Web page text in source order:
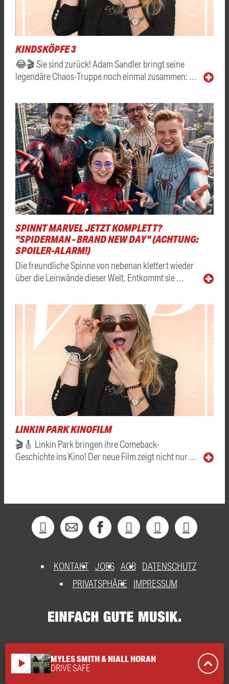
KINDSKÖPFE 3
😂🎬 Sie sind zurück! Adam Sandler bringt seine
legendäre Chaos-Truppe noch einmal zusammen: …
SPINNT MARVEL JETZT KOMPLETT?
"SPIDERMAN - BRAND NEW DAY" (ACHTUNG:
SPOILER-ALARM!)
Die freundliche Spinne von nebenan klettert wieder
über die Leinwände dieser Welt. Entkommt sie …
LINKIN PARK KINOFILM
🎬🎸 Linkin Park bringen ihre Comeback-
Geschichte ins Kino! Der neue Film zeigt nicht nur …
KONTAKT JOBS AGB DATENSCHUTZ
PRIVATSPHÄRE
IMPRESSUM
play_arrow MYLES SMITH & NIALL HORAN
DRIVE SAFE